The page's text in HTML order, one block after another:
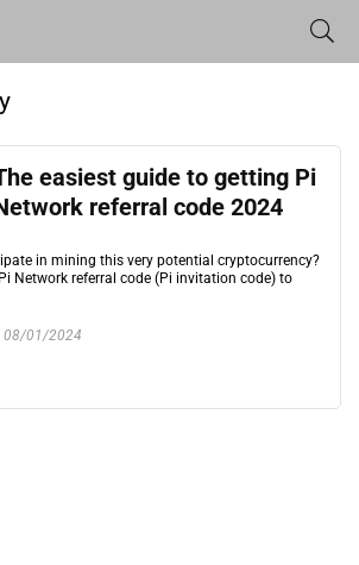
easiest guide to getting Pi
referral code 2024
in mining this very potential cryptocurrency?
Network referral code (Pi invitation code) to
08/01/2024